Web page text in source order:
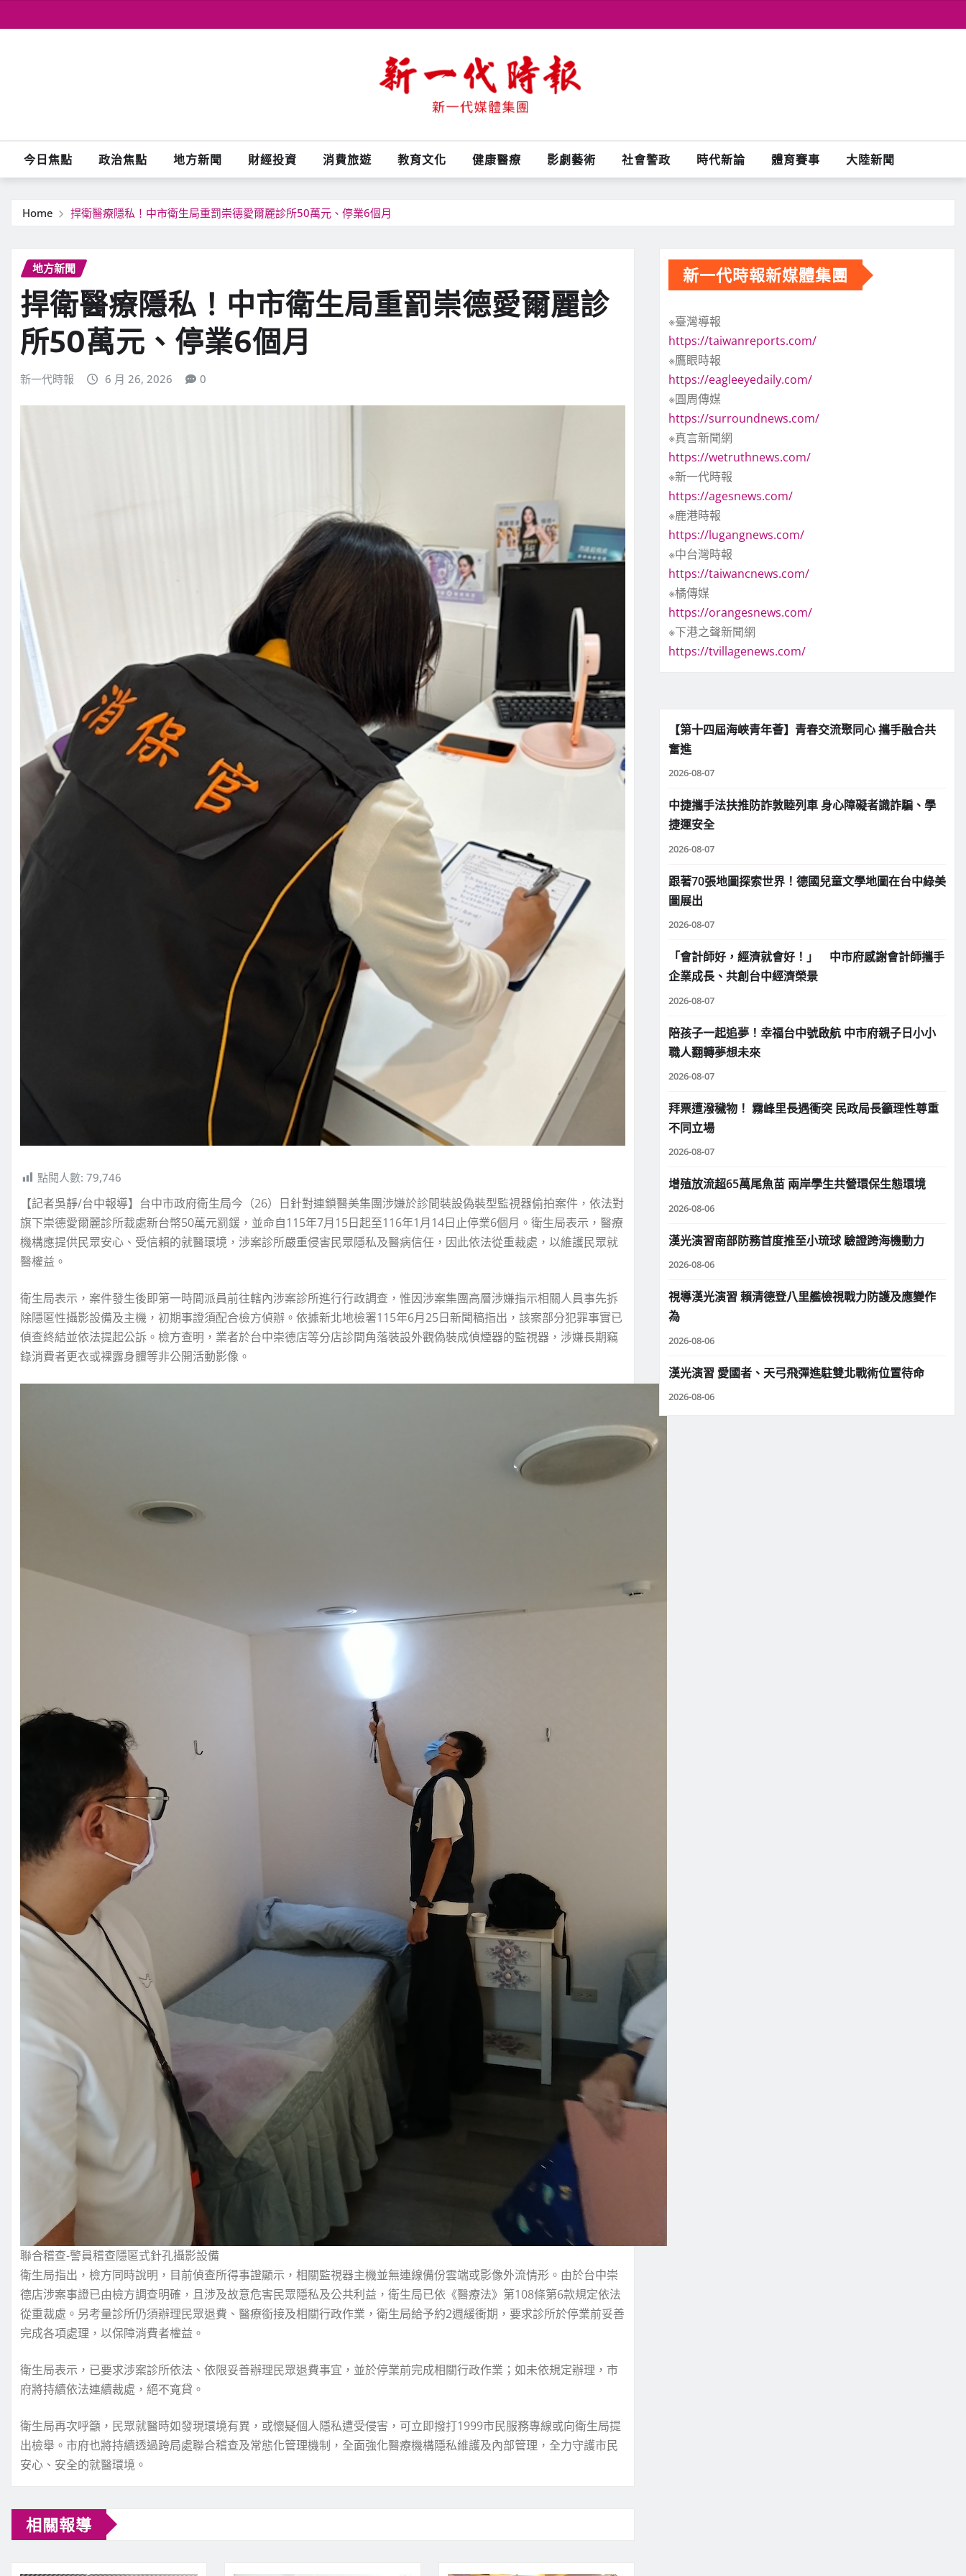
to
今日焦點 政治焦點 地方新聞 財經投資 消費旅遊 教育文化 健康醫療 影劇藝術 社會警政 時代新論 體育賽事 大陸新聞
Home 捍衛醫療隱私！中市衛生局重罰崇德愛爾麗診所50萬元、停業6個月
地方新聞
捍衛醫療隱私！中市衛生局重罰崇德愛爾麗診
所50萬元、停業6個月
新一代時報 6 月 26, 2026 0
點閱人數: 79,746
【記者吳靜/台中報導】台中市政府衛生局今（26）日針對連鎖醫美集團涉嫌於診間裝設偽裝型監視器偷拍案件，依法對
旗下崇德愛爾麗診所裁處新台幣50萬元罰鍰，並命自115年7月15日起至116年1月14日止停業6個月。衛生局表示，醫療
機構應提供民眾安心、受信賴的就醫環境，涉案診所嚴重侵害民眾隱私及醫病信任，因此依法從重裁處，以維護民眾就
醫權益。
衛生局表示，案件發生後即第一時間派員前往轄內涉案診所進行行政調查，惟因涉案集團高層涉嫌指示相關人員事先拆
除隱匿性攝影設備及主機，初期事證須配合檢方偵辦。依據新北地檢署115年6月25日新聞稿指出，該案部分犯罪事實已
偵查終結並依法提起公訴。檢方查明，業者於台中崇德店等分店診間角落裝設外觀偽裝成偵煙器的監視器，涉嫌長期竊
錄消費者更衣或裸露身體等非公開活動影像。
聯合稽查-警員稽查隱匿式針孔攝影設備
衛生局指出，檢方同時說明，目前偵查所得事證顯示，相關監視器主機並無連線備份雲端或影像外流情形。由於台中崇
德店涉案事證已由檢方調查明確，且涉及故意危害民眾隱私及公共利益，衛生局已依《醫療法》第108條第6款規定依法
從重裁處。另考量診所仍須辦理民眾退費、醫療銜接及相關行政作業，衛生局給予約2週緩衝期，要求診所於停業前妥善
完成各項處理，以保障消費者權益。
衛生局表示，已要求涉案診所依法、依限妥善辦理民眾退費事宜，並於停業前完成相關行政作業；如未依規定辦理，市
府將持續依法連續裁處，絕不寬貸。
衛生局再次呼籲，民眾就醫時如發現環境有異，或懷疑個人隱私遭受侵害，可立即撥打1999市民服務專線或向衛生局提
出檢舉。市府也將持續透過跨局處聯合稽查及常態化管理機制，全面強化醫療機構隱私維護及內部管理，全力守護市民
安心、安全的就醫環境。
相關報導
新一代時報新媒體集團
※臺灣導報
https://taiwanreports.com/
※鷹眼時報
https://eagleeyedaily.com/
※圓周傳媒
https://surroundnews.com/
※真言新聞網
https://wetruthnews.com/
※新一代時報
https://agesnews.com/
※鹿港時報
https://lugangnews.com/
※中台灣時報
https://taiwancnews.com/
※橘傳媒
https://orangesnews.com/
※下港之聲新聞網
https://tvillagenews.com/
【第十四屆海峽青年薈】青春交流聚同心 攜手融合共
奮進
2026-08-07
中捷攜手法扶推防詐敦睦列車 身心障礙者識詐騙、學
捷運安全
2026-08-07
跟著70張地圖探索世界！德國兒童文學地圖在台中綠美
圖展出
2026-08-07
「會計師好，經濟就會好！」 中市府感謝會計師攜手
企業成長、共創台中經濟榮景
2026-08-07
陪孩子一起追夢！幸福台中號啟航 中市府親子日小小
職人翻轉夢想未來
2026-08-07
拜票遭潑穢物！ 霧峰里長遇衝突 民政局長籲理性尊重
不同立場
2026-08-07
增殖放流超65萬尾魚苗 兩岸學生共營環保生態環境
2026-08-06
漢光演習南部防務首度推至小琉球 驗證跨海機動力
2026-08-06
視導漢光演習 賴清德登八里艦檢視戰力防護及應變作
為
2026-08-06
漢光演習 愛國者、天弓飛彈進駐雙北戰術位置待命
2026-08-06